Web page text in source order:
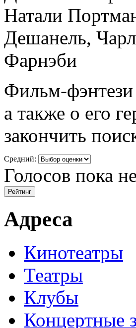
Натали
Дешанель,
Фарнэби
Фильм-
а также о его
закончить
Средний:
Голосов пока
Адреса
Кинотеатры
Театры
Клубы
Концертные